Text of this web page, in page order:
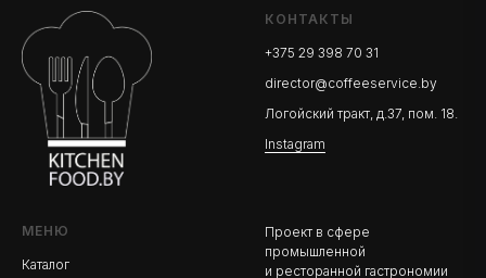
КОНТАКТЫ
+375 29 398 70 31
director@coffeeservice.by
Логойский тракт, д.37, пом. 18.
Instagram
МЕНЮ
Каталог
Проект в сфере
промышленной
и ресторанной гастрономии